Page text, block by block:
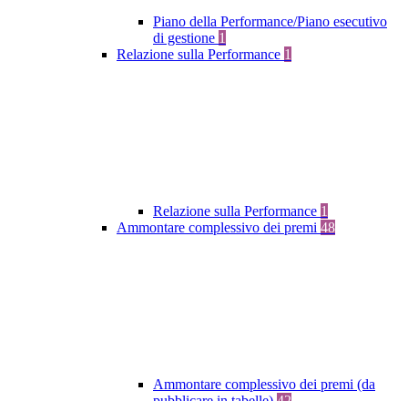
Piano della Performance/Piano esecutivo
di gestione 1
Relazione sulla Performance 1
Relazione sulla Performance 1
Ammontare complessivo dei premi 48
Ammontare complessivo dei premi (da